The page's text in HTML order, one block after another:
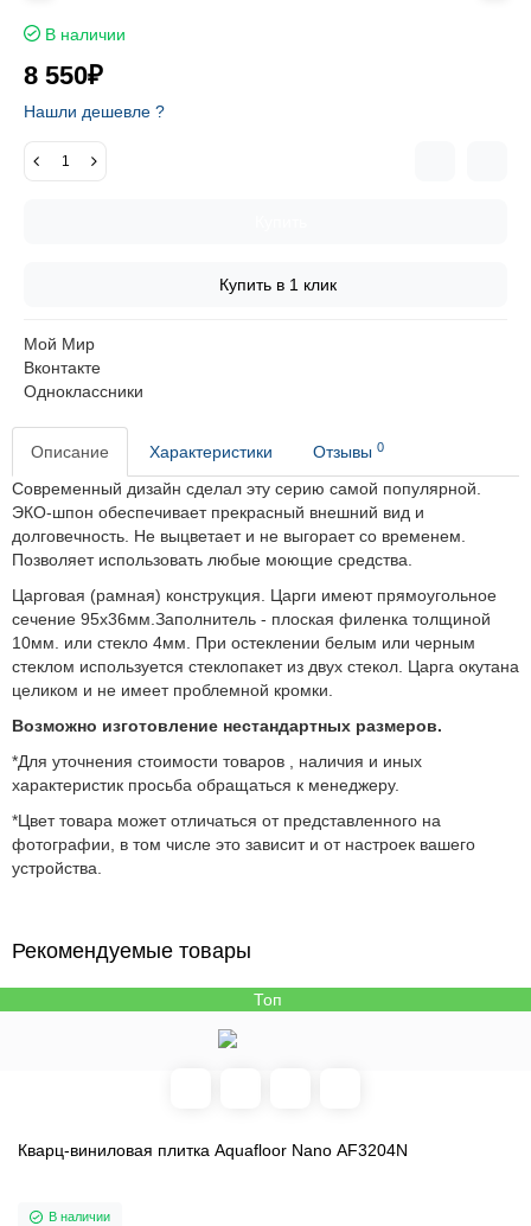
В наличии
8 550₽
Нашли дешевле ?
Купить в 1 клик
Мой Мир
Вконтакте
Одноклассники
Описание Характеристики Отзывы 0
Современный дизайн сделал эту серию самой популярной.
ЭКО-шпон обеспечивает прекрасный внешний вид и
долговечность. Не выцветает и не выгорает со временем.
Позволяет использовать любые моющие средства.
Царговая (рамная) конструкция. Царги имеют прямоугольное
сечение 95х36мм.Заполнитель - плоская филенка толщиной
10мм. или стекло 4мм. При остеклении белым или черным
стеклом используется стеклопакет из двух стекол. Царга окутана
целиком и не имеет проблемной кромки.
Возможно изготовление нестандартных размеров.
*Для уточнения стоимости товаров , наличия и иных
характеристик просьба обращаться к менеджеру.
*Цвет товара может отличаться от представленного на
фотографии, в том числе это зависит и от настроек вашего
устройства.
Рекомендуемые товары
Топ
Кварц-виниловая плитка Aquafloor Nano AF3204N
В наличии